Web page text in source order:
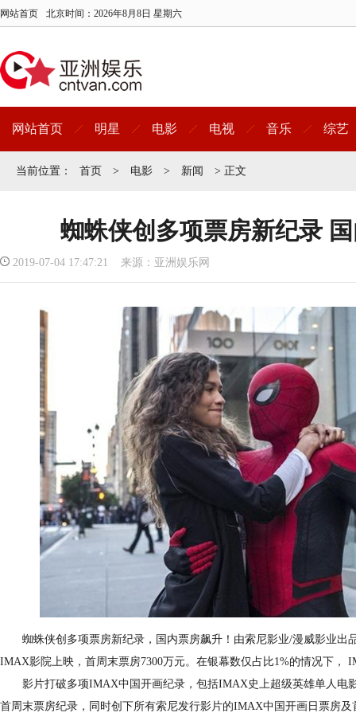
网站首页 北京时间： 2026年8月8日 星期六
网站首页 明星 电影 电视 音乐 综艺
当前位置： 首页 > 电影 > 新闻 > 正文
蜘蛛侠创多项票房新纪录
2019-07-04 17:47:21 来源：亚洲娱乐网
蜘蛛侠创多项票房新纪录，国内票房飙升！由索尼影业/漫威影业出
IMAX影院上映，首周末票房7300万元。在银幕数仅占比1%的情况下，
影片打破多项IMAX中国开画纪录，包括IMAX史上超级英雄单人电
首周末票房纪录，同时创下所有索尼发行影片的IMAX中国开画日票房及